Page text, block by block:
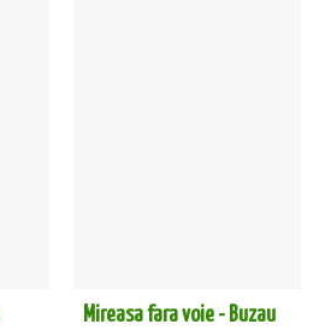
Mireasa fara voie - Buzau